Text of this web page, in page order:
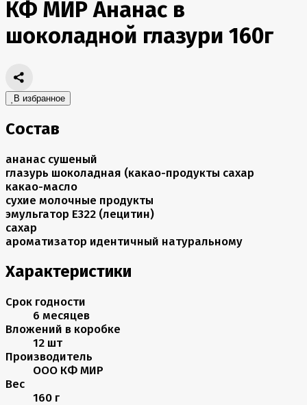
КФ МИР Ананас в
шоколадной глазури 160г
В избранное
Состав
ананас сушеный
глазурь шоколадная (какао-продукты сахар
какао-масло
сухие молочные продукты
эмульгатор Е322 (лецитин)
сахар
ароматизатор идентичный натуральному
Характеристики
Срок годности
6 месяцев
Вложений в коробке
12 шт
Производитель
ООО КФ МИР
Вес
160 г